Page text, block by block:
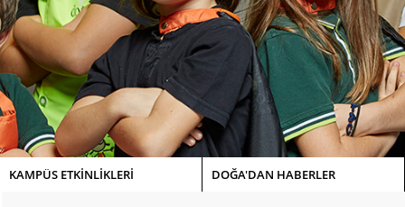
KAMPÜS ETKİNLİKLERİ DOĞA'DAN HABERLER